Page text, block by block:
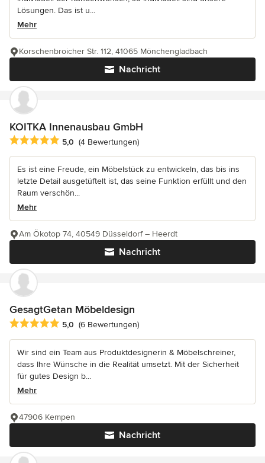
Lösungen. Das ist u...
Mehr
Nachricht
Korschenbroicher Str. 112, 41065 Mönchengladbach
KOITKA Innenausbau GmbH
Durchschnittliche Bewertung: 5 von 5 Sternen
5,0 (4 Bewertungen)
Es ist eine Freude, ein Möbelstück zu entwickeln, das bis ins
letzte Detail ausgetüftelt ist, das seine Funktion erfüllt und den
Raum verschön...
Mehr
Nachricht
Am Ökotop 74, 40549 Düsseldorf – Heerdt
GesagtGetan Möbeldesign
Durchschnittliche Bewertung: 5 von 5 Sternen
5,0 (6 Bewertungen)
Wir sind ein Team aus Produktdesignerin & Möbelschreiner,
dass Ihre Wünsche in die Realität umsetzt. Mit der Sicherheit
für gutes Design b...
Mehr
Nachricht
47906 Kempen